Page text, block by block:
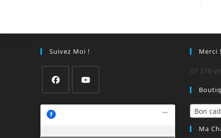
Suivez Moi ! Merci !
67 379
Bon
Ma